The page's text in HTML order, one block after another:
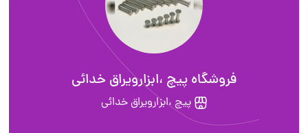
فروشگاه پيچ ،ابزارويراق خدائى
پيچ ،ابزارويراق خدائى